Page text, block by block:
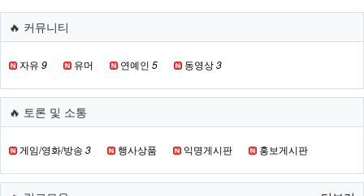
🔥 커뮤니티
자유 9 유머 연예인 5 동영상3
🔥 토론 및 소통
게임/영화/방송 3 행사상품 익명게시판 홍보게시판